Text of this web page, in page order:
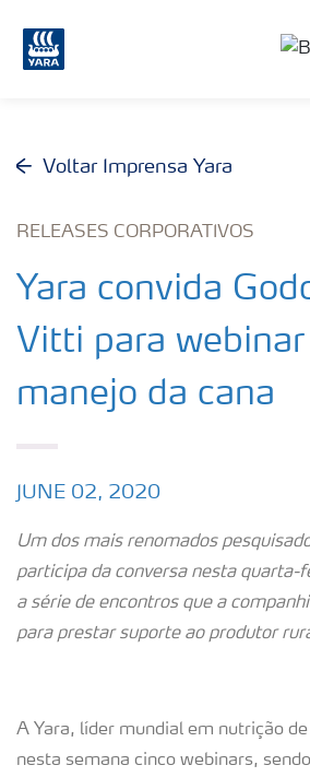
Voltar Imprensa Yara
RELEASES CORPORATIVOS
Yara convida
Vitti para webinar
manejo da cana
JUNE 02, 2020
Um dos mais renomados
participa da conversa nesta quarta-
a série de encontros que a
para prestar suporte ao produtor
A Yara, líder mundial em nutrição
nesta semana cinco webinars,